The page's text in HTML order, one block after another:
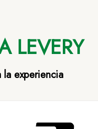
LEVERY
la experiencia